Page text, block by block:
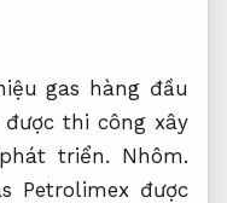
gas hàng đầu
thi công xây
triển. Nhôm.
Petrolimex được